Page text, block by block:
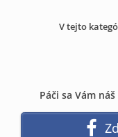
V tejto
Páči sa Vám